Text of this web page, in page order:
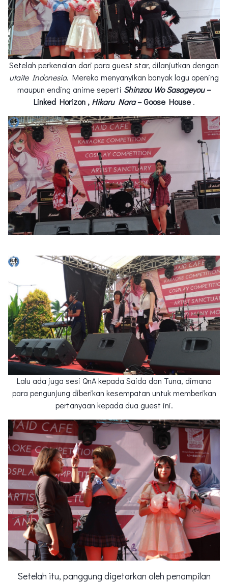
Setelah perkenalan dari para guest star, dilanjutkan dengan
utaite Indonesia. Mereka menyanyikan banyak lagu opening
maupun ending anime seperti Shinzou Wo Sasageyou–
Linked Horizon , Hikaru Nara– Goose House .
Lalu ada juga sesi QnA kepada Saida dan Tuna, dimana
para pengunjung diberikan kesempatan untuk memberikan
pertanyaan kepada dua guest ini.
Setelah itu, panggung digetarkan oleh penampilan